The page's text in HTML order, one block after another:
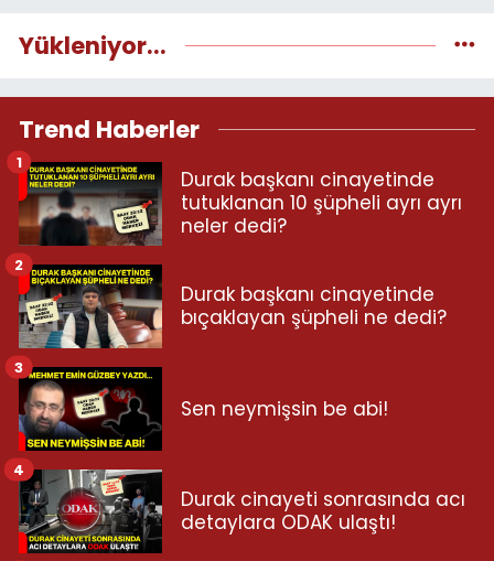
Yükleniyor...
Trend Haberler
Durak başkanı cinayetinde
tutuklanan 10 şüpheli ayrı ayrı
neler dedi?
1
Durak başkanı cinayetinde
bıçaklayan şüpheli ne dedi?
2
Sen neymişsin be abi!
3
Durak cinayeti sonrasında acı
detaylara ODAK ulaştı!
4